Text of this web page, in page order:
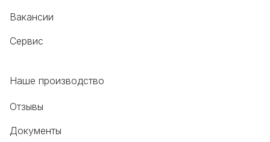
Вакансии
Сервис
Наше производство
Отзывы
Документы